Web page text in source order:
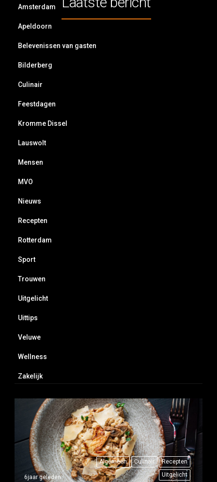
Amsterdam
Apeldoorn
Belevenissen van gasten
Bilderberg
Culinair
Feestdagen
Kromme Dissel
Lauswolt
Mensen
MVO
Nieuws
Recepten
Rotterdam
Sport
Trouwen
Uitgelicht
Uittips
Veluwe
Wellness
Zakelijk
Algemeen Culinair
Recepten
Uitgelicht
6jaar geleden